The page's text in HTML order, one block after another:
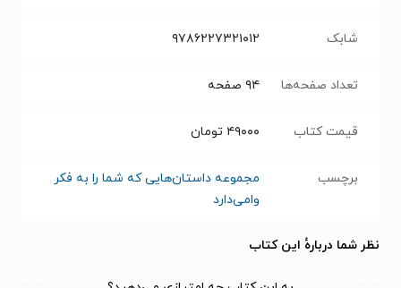
شابک ۹۷۸۶۲۲۷۳۲۱۰۱۲
تعداد صفحه‌ها ۹۴ صفحه
قیمت کتاب ۴۹۰۰۰ تومان
برچسب
مجموعه داستان‌هایی که شما را به فکر
وامی‌دارد
نظر شما دربارهٔ این کتاب